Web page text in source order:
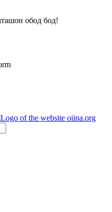
обод бод!